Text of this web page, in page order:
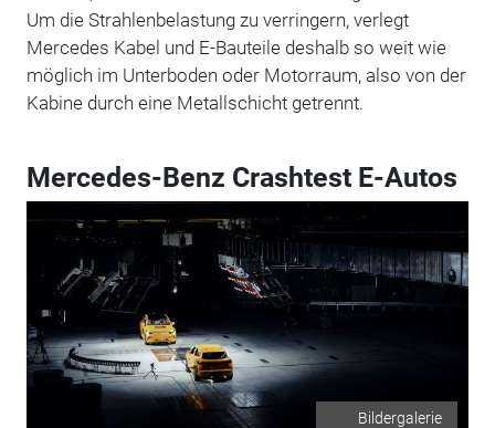
Um die Strahlenbelastung zu verringern, verlegt
Mercedes Kabel und E-Bauteile deshalb so weit wie
möglich im Unterboden oder Motorraum, also von der
Kabine durch eine Metallschicht getrennt.
Mercedes-Benz Crashtest E-Autos
Bildergalerie